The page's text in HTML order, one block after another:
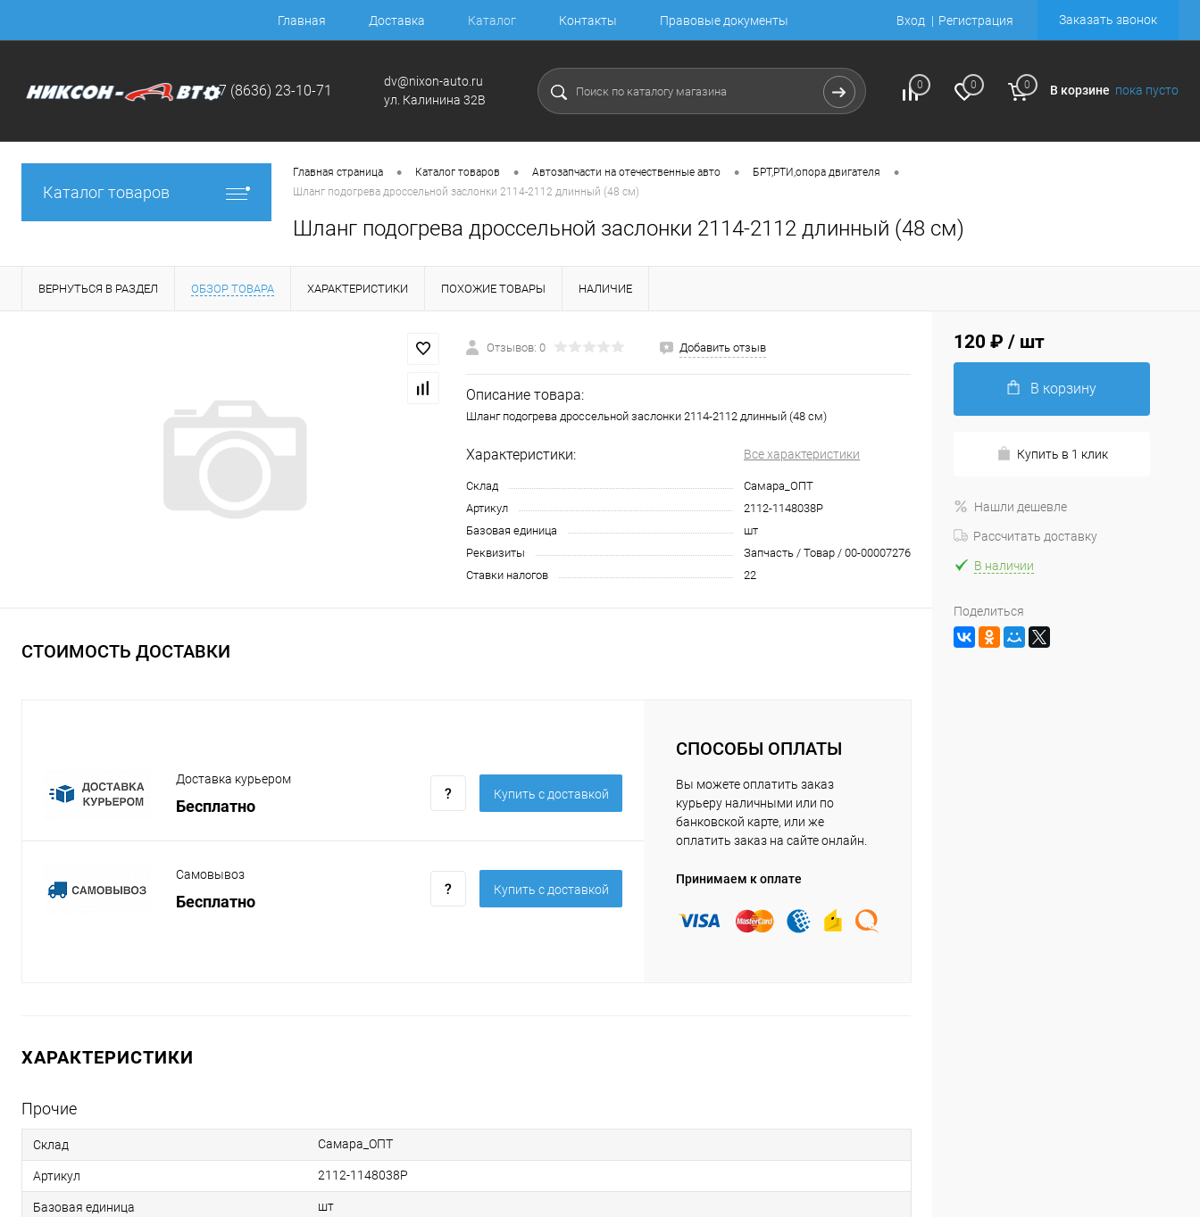
Главная Доставка Каталог Контакты Правовые документы Вход Регистрация Заказать звонок
+7 (8636) 23-10-71
dv@nixon-auto.ru
ул. Калинина 32В
0 0 0 В корзине пока пусто
Каталог товаров
Главная страница • Каталог товаров • Автозапчасти на отечественные авто • БРТ,РТИ,опора двигателя •
Шланг подогрева дроссельной заслонки 2114-2112 длинный (48 см)
Шланг подогрева дроссельной заслонки 2114-2112 длинный (48 см)
ВЕРНУТЬСЯ В РАЗДЕЛ ОБЗОР ТОВАРА ХАРАКТЕРИСТИКИ ПОХОЖИЕ ТОВАРЫ НАЛИЧИЕ
Отзывов: 0 Добавить отзыв
Описание товара:
Шланг подогрева дроссельной заслонки 2114-2112 длинный (48 см)
Характеристики: Все характеристики
Склад
Самара_ОПТ
Артикул
2112-1148038Р
Базовая единица
шт
Реквизиты
Запчасть / Товар / 00-00007276
Ставки налогов
22
СТОИМОСТЬ ДОСТАВКИ
Доставка курьером
Бесплатно
Купить c доставкой
Самовывоз
Бесплатно
Купить c доставкой
СПОСОБЫ ОПЛАТЫ
Вы можете оплатить заказ
курьеру наличными или по
банковской карте, или же
оплатить заказ на сайте онлайн.
Принимаем к оплате
ХАРАКТЕРИСТИКИ
Прочие
Склад Самара_ОПТ
Артикул 2112-1148038Р
Базовая единица шт
120 ₽ / шт
В корзину
Купить в 1 клик
Нашли дешевле
Рассчитать доставку
В наличии
Поделиться